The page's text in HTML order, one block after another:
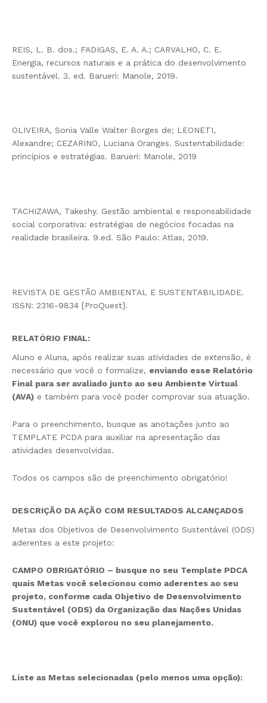
REIS, L. B. dos.; FADIGAS, E. A. A.; CARVALHO, C. E.
Energia, recursos naturais e a prática do desenvolvimento
sustentável. 3. ed. Barueri: Manole, 2019.
OLIVEIRA, Sonia Valle Walter Borges de; LEONETI,
Alexandre; CEZARINO, Luciana Oranges. Sustentabilidade:
princípios e estratégias. Barueri: Manole, 2019
TACHIZAWA, Takeshy. Gestão ambiental e responsabilidade
social corporativa: estratégias de negócios focadas na
realidade brasileira. 9.ed. São Paulo: Atlas, 2019.
REVISTA DE GESTÃO AMBIENTAL E SUSTENTABILIDADE.
ISSN: 2316-9834 [ProQuest].
RELATÓRIO FINAL:
Aluno e Aluna, após realizar suas atividades de extensão, é
necessário que você o formalize, enviando esse Relatório
Final para ser avaliado junto ao seu Ambiente Virtual
(AVA) e também para você poder comprovar sua atuação.
Para o preenchimento, busque as anotações junto ao
TEMPLATE PCDA para auxiliar na apresentação das
atividades desenvolvidas.
Todos os campos são de preenchimento obrigatório!
DESCRIÇÃO DA AÇÃO COM RESULTADOS ALCANÇADOS
Metas dos Objetivos de Desenvolvimento Sustentável (ODS)
aderentes a este projeto:
CAMPO OBRIGATÓRIO – busque no seu Template PDCA
quais Metas você selecionou como aderentes ao seu
projeto, conforme cada Objetivo de Desenvolvimento
Sustentável (ODS) da Organização das Nações Unidas
(ONU) que você explorou no seu planejamento.
Liste as Metas selecionadas (pelo menos uma opção):